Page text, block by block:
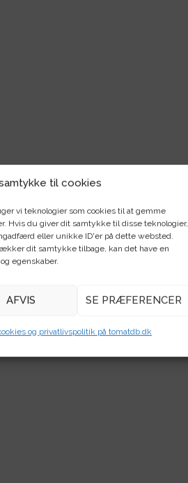
til cookies
vi teknologier som cookies til at gemme
Hvis du giver dit samtykke til disse teknologier,
eller unikke ID'er på dette websted.
dit samtykke tilbage, kan det have en
egenskaber.
AFVIS SE PRÆFERENCER
og privatlivspolitik på tomatdb.dk